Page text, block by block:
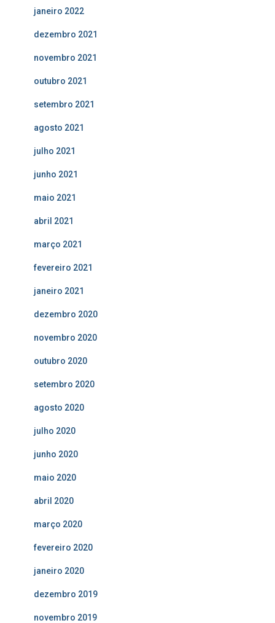
janeiro 2022
dezembro 2021
novembro 2021
outubro 2021
setembro 2021
agosto 2021
julho 2021
junho 2021
maio 2021
abril 2021
março 2021
fevereiro 2021
janeiro 2021
dezembro 2020
novembro 2020
outubro 2020
setembro 2020
agosto 2020
julho 2020
junho 2020
maio 2020
abril 2020
março 2020
fevereiro 2020
janeiro 2020
dezembro 2019
novembro 2019